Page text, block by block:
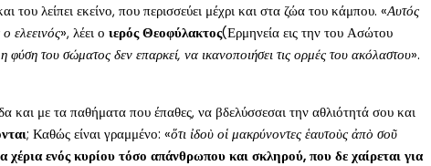
του λείπει εκείνο, που περισσεύει μέχρι και στα ζώα του κάμπου. «Αυτός
ελεεινός», λέει ο ιερός Θεοφύλακτος(Ερμηνεία εις την του Ασώτου
φύση του σώματος δεν επαρκεί, να ικανοποιήσει τις ορμές του ακόλαστου».
και με τα παθήματα που έπαθες, να βδελύσσεσαι την αθλιότητά σου και
; Καθώς είναι γραμμένο: «ὅτι ἰδοὺ οἱ μακρύνοντες ἑαυτοὺς ἀπὸ σοῦ
χέρια ενός κυρίου τόσο απάνθρωπου και σκληρού, που δε χαίρεται για